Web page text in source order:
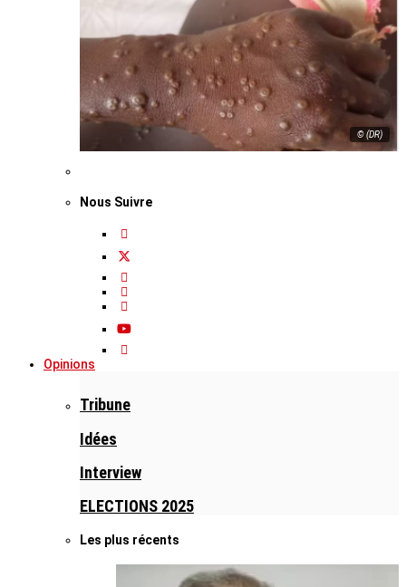
© (DR)
Nous Suivre
Opinions
Tribune
Idées
Interview
ELECTIONS 2025
Les plus récents